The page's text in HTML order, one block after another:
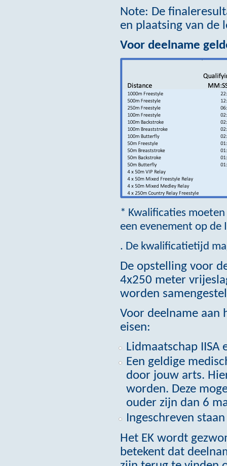
Note: De
en plaatsing van de
Voor deelname
* Kwalificaties
een evenement op de
. De kwalificatietijd
De opstelling voor
4x250 meter
worden
Voor deelname aan
eisen:
Lidmaatschap IISA
Een geldige
door jouw arts.
worden. Deze
ouder zijn dan 6
Ingeschreven
Het EK wordt
betekent dat